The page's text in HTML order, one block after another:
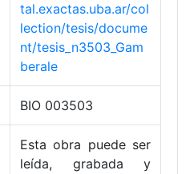
tal.exactas.uba.ar/col
lection/tesis/docume
nt/tesis_n3503_Gam
berale
BIO 003503
Esta obra puede ser
leída, grabada y